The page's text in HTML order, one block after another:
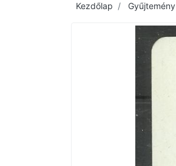
Kezdőlap Gyűjtemény